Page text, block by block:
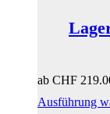
ab CHF
Ausführung